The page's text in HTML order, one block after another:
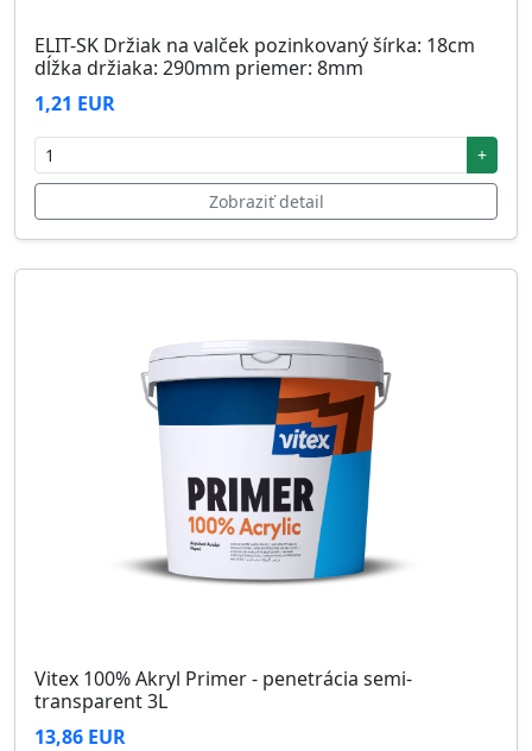
ELIT-SK Držiak na valček pozinkovaný šírka: 18cm
dĺžka držiaka: 290mm priemer: 8mm
1,21 EUR
+
Zobraziť detail
Vitex 100% Akryl Primer - penetrácia semi-
transparent 3L
13,86 EUR